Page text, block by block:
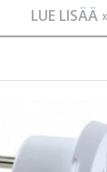
LUE LISÄÄ